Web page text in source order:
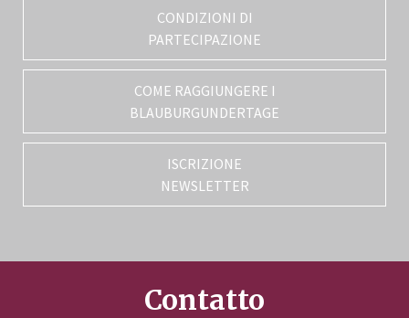
CONDIZIONI DI
PARTECIPAZIONE
COME RAGGIUNGERE I
BLAUBURGUNDERTAGE
ISCRIZIONE
NEWSLETTER
Contatto